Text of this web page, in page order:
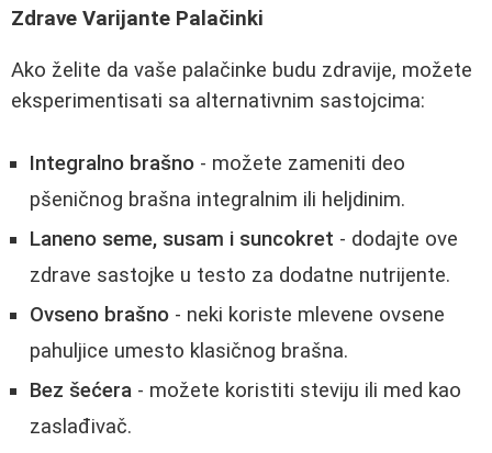
Zdrave Varijante Palačinki
Ako želite da vaše palačinke budu zdravije, možete
eksperimentisati sa alternativnim sastojcima:
Integralno brašno - možete zameniti deo
pšeničnog brašna integralnim ili heljdinim.
Laneno seme, susam i suncokret - dodajte ove
zdrave sastojke u testo za dodatne nutrijente.
Ovseno brašno - neki koriste mlevene ovsene
pahuljice umesto klasičnog brašna.
Bez šećera - možete koristiti steviju ili med kao
zaslađivač.